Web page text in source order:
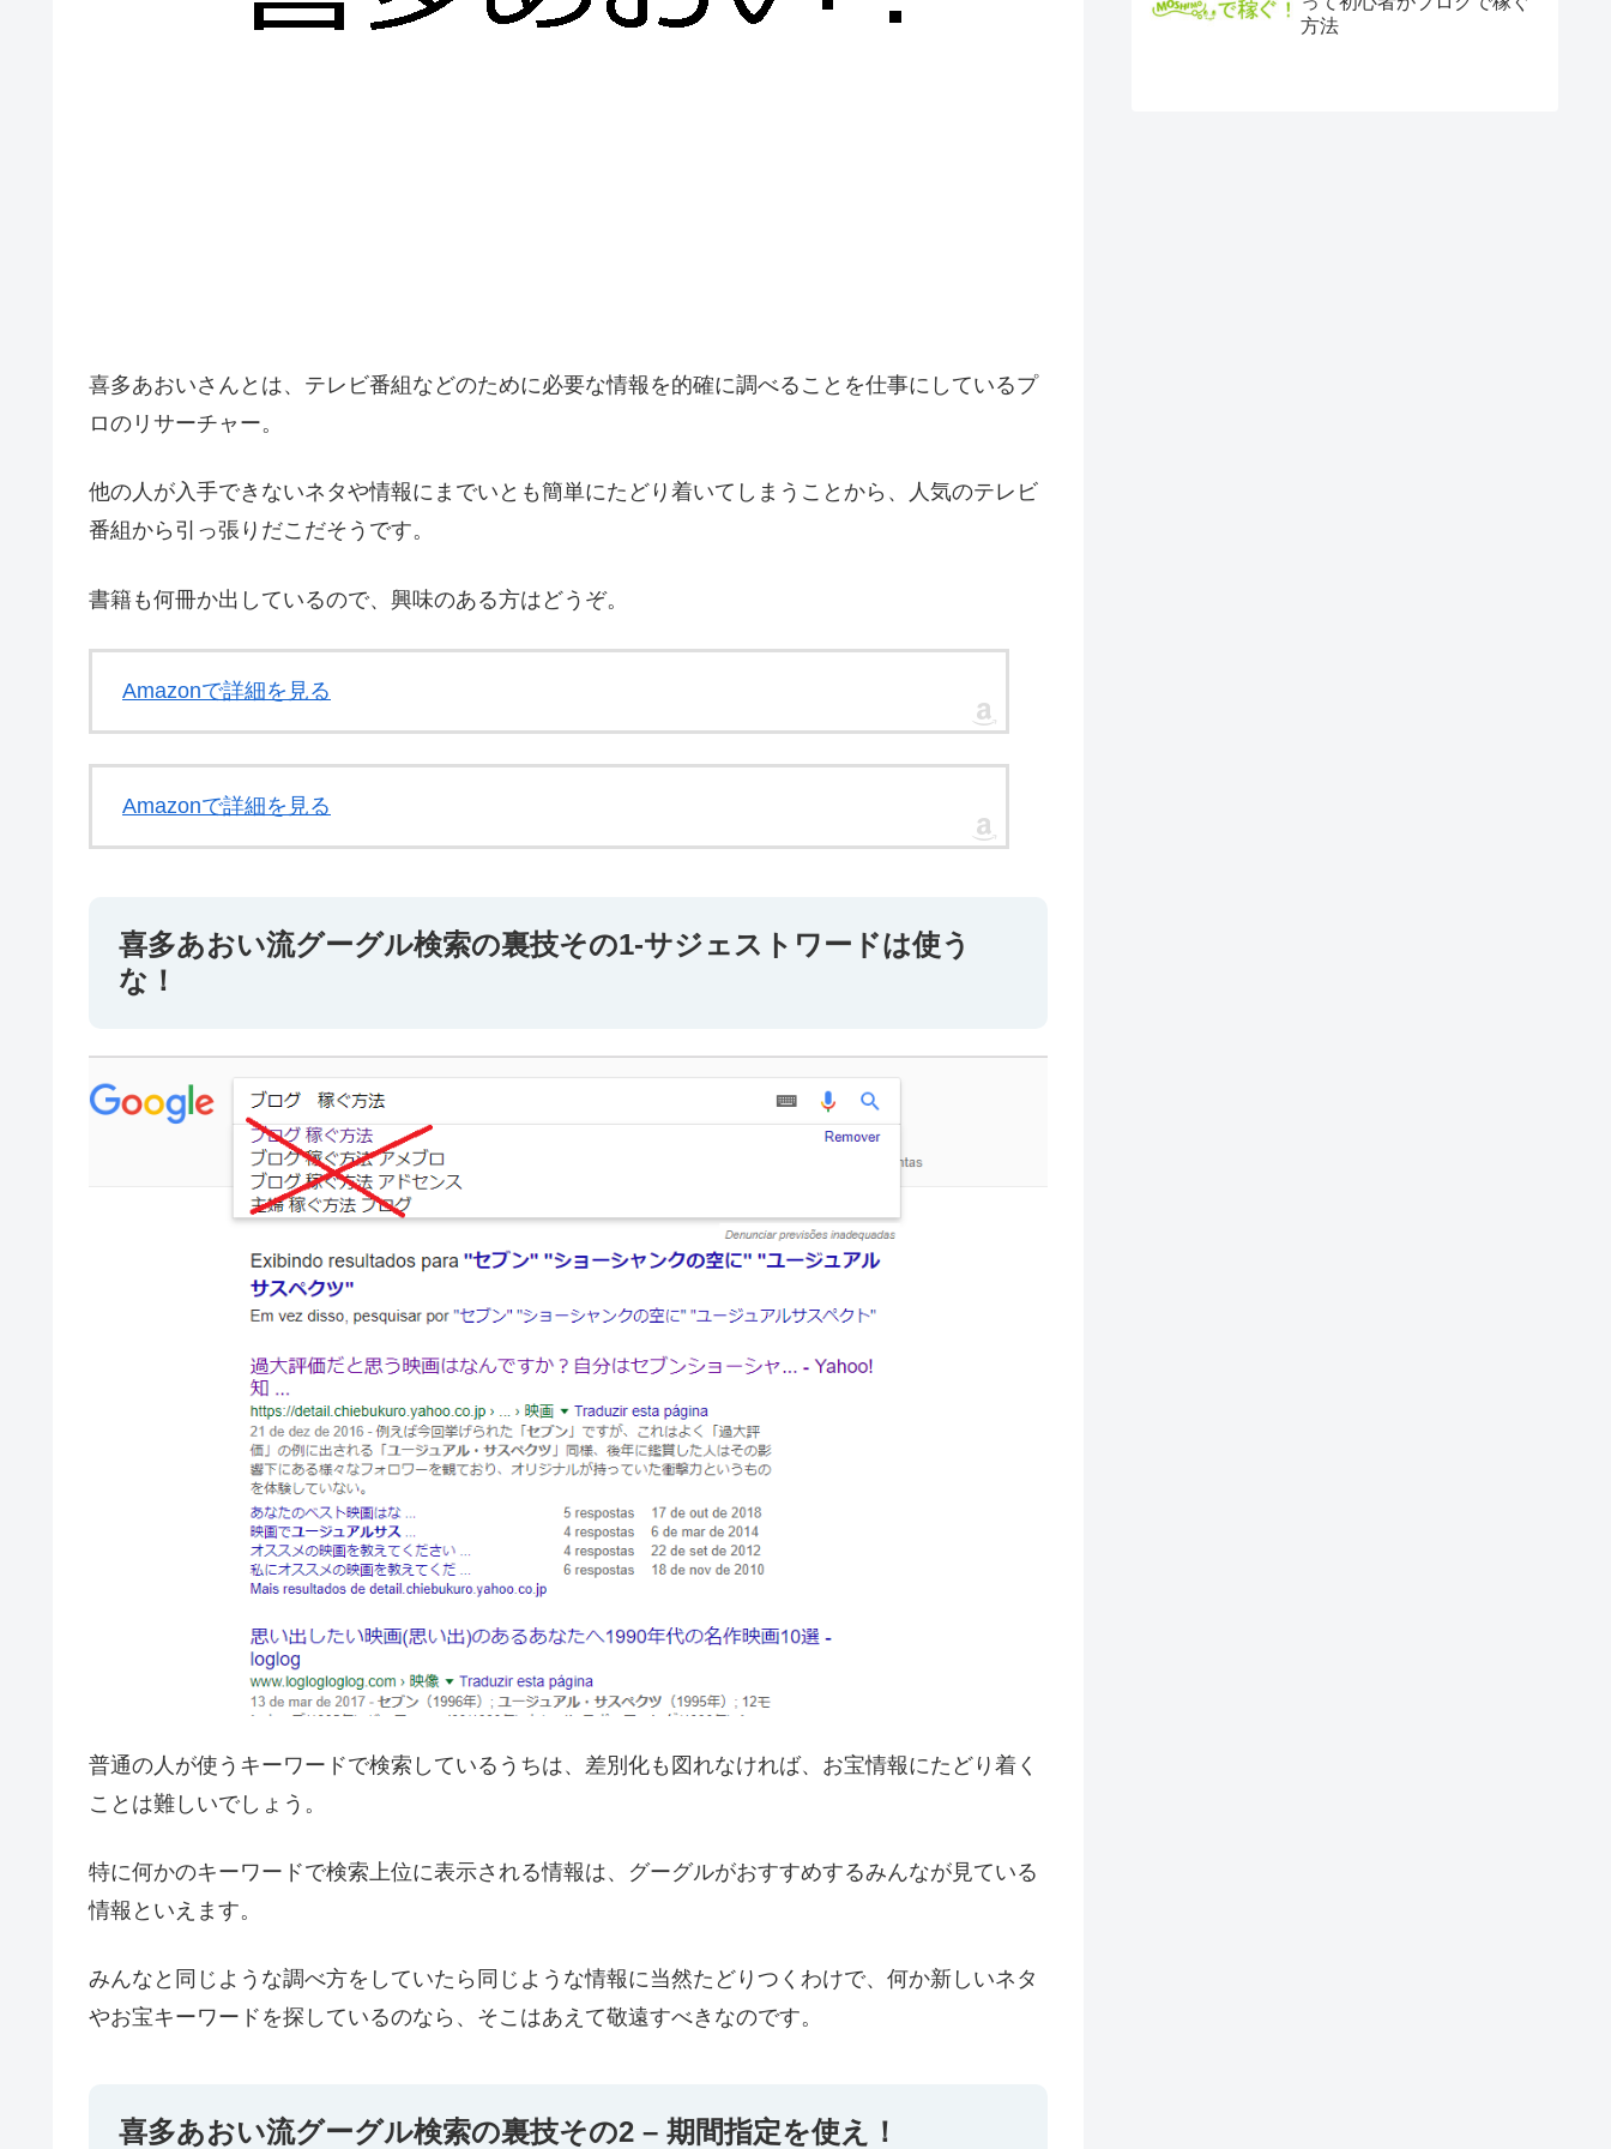
喜多あおいさんとは、テレビ番組などのために必要な情報を的確に調べることを仕事にしているプ
ロのリサーチャー。
他の人が入手できないネタや情報にまでいとも簡単にたどり着いてしまうことから、人気のテレビ
番組から引っ張りだこだそうです。
書籍も何冊か出しているので、興味のある方はどうぞ。
Amazonで詳細を見る
Amazonで詳細を見る
喜多あおい流グーグル検索の裏技その1-サジェストワードは使う
な！
普通の人が使うキーワードで検索しているうちは、差別化も図れなければ、お宝情報にたどり着く
ことは難しいでしょう。
特に何かのキーワードで検索上位に表示される情報は、グーグルがおすすめするみんなが見ている
情報といえます。
みんなと同じような調べ方をしていたら同じような情報に当然たどりつくわけで、何か新しいネタ
やお宝キーワードを探しているのなら、そこはあえて敬遠すべきなのです。
喜多あおい流グーグル検索の裏技その2 – 期間指定を使え！
方法